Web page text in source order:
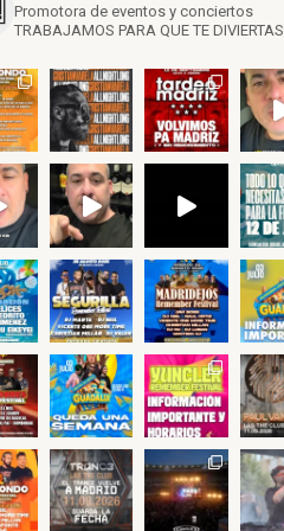
Promotora de eventos y conciertos
TRABAJAMOS PARA QUE TE DIVIERTAS